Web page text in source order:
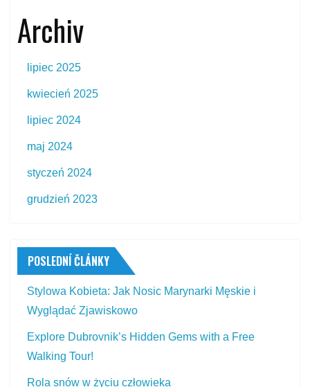
Archiv
lipiec 2025
kwiecień 2025
lipiec 2024
maj 2024
styczeń 2024
grudzień 2023
POSLEDNÍ ČLÁNKY
Stylowa Kobieta: Jak Nosic Marynarki Męskie i
Wyglądać Zjawiskowo
Explore Dubrovnik’s Hidden Gems with a Free
Walking Tour!
Rola snów w życiu człowieka